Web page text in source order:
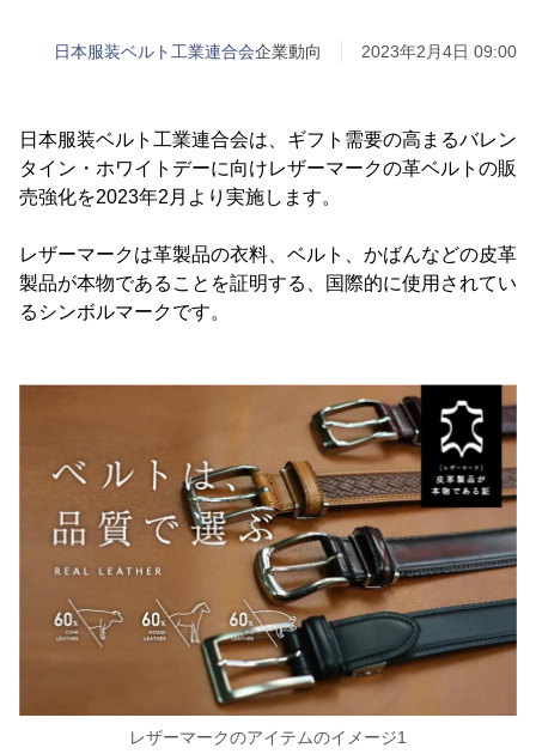
日本服装ベルト工業連合会企業動向 2023年2月4日 09:00
日本服装ベルト工業連合会は、ギフト需要の高まるバレン
タイン・ホワイトデーに向けレザーマークの革ベルトの販
売強化を2023年2月より実施します。
レザーマークは革製品の衣料、ベルト、かばんなどの皮革
製品が本物であることを証明する、国際的に使用されてい
るシンボルマークです。
レザーマークのアイテムのイメージ1